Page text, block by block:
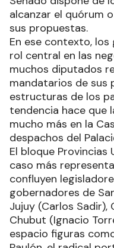
alcanzar el quórum
sus propuestas.
En ese contexto,
rol central en las
muchos diputados
mandatarios de sus
estructuras de los
tendencia hace que
mucho más en la
despachos del
El bloque Provincias
caso más
confluyen
gobernadores de
Jujuy (Carlos
Chubut (Ignacio
espacio figuras